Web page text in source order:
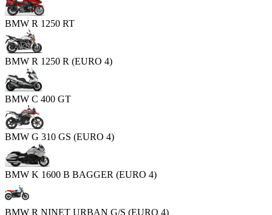
BMW R 1250 RT
BMW R 1250 R (EURO 4)
BMW C 400 GT
BMW G 310 GS (EURO 4)
BMW K 1600 B BAGGER (EURO 4)
BMW R NINET URBAN G/S (EURO 4)